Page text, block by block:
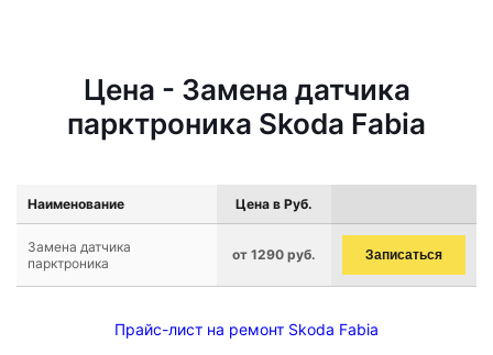
Цена - Замена датчика
парктроника Skoda Fabia
Наименование Цена в Руб.
Замена датчика
парктроника
от 1290 руб. Записаться
Прайс-лист на ремонт Skoda Fabia